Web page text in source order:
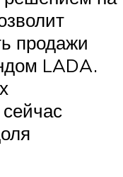
продажи
LADA.